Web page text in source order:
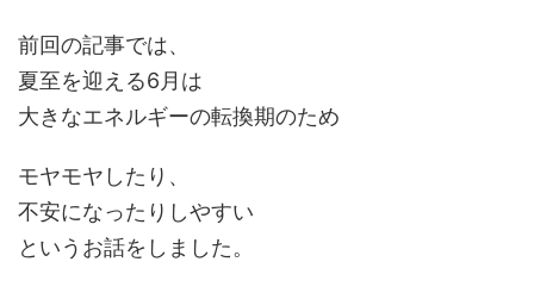
前回の記事では、
夏至を迎える6月は
大きなエネルギーの転換期のため
モヤモヤしたり、
不安になったりしやすい
というお話をしました。